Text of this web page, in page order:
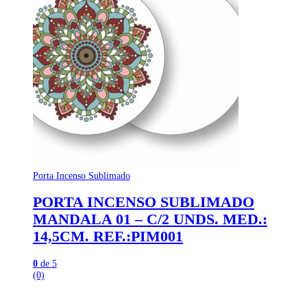
Porta Incenso Sublimado
PORTA INCENSO SUBLIMADO
MANDALA 01 – C/2 UNDS. MED.:
14,5CM. REF.:PIM001
0 de 5
(0)